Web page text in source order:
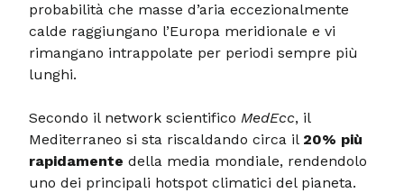
probabilità che masse d’aria eccezionalmente
calde raggiungano l’Europa meridionale e vi
rimangano intrappolate per periodi sempre più
lunghi.
Secondo il network scientifico MedEcc, il
Mediterraneo si sta riscaldando circa il 20% più
rapidamente della media mondiale, rendendolo
uno dei principali hotspot climatici del pianeta.